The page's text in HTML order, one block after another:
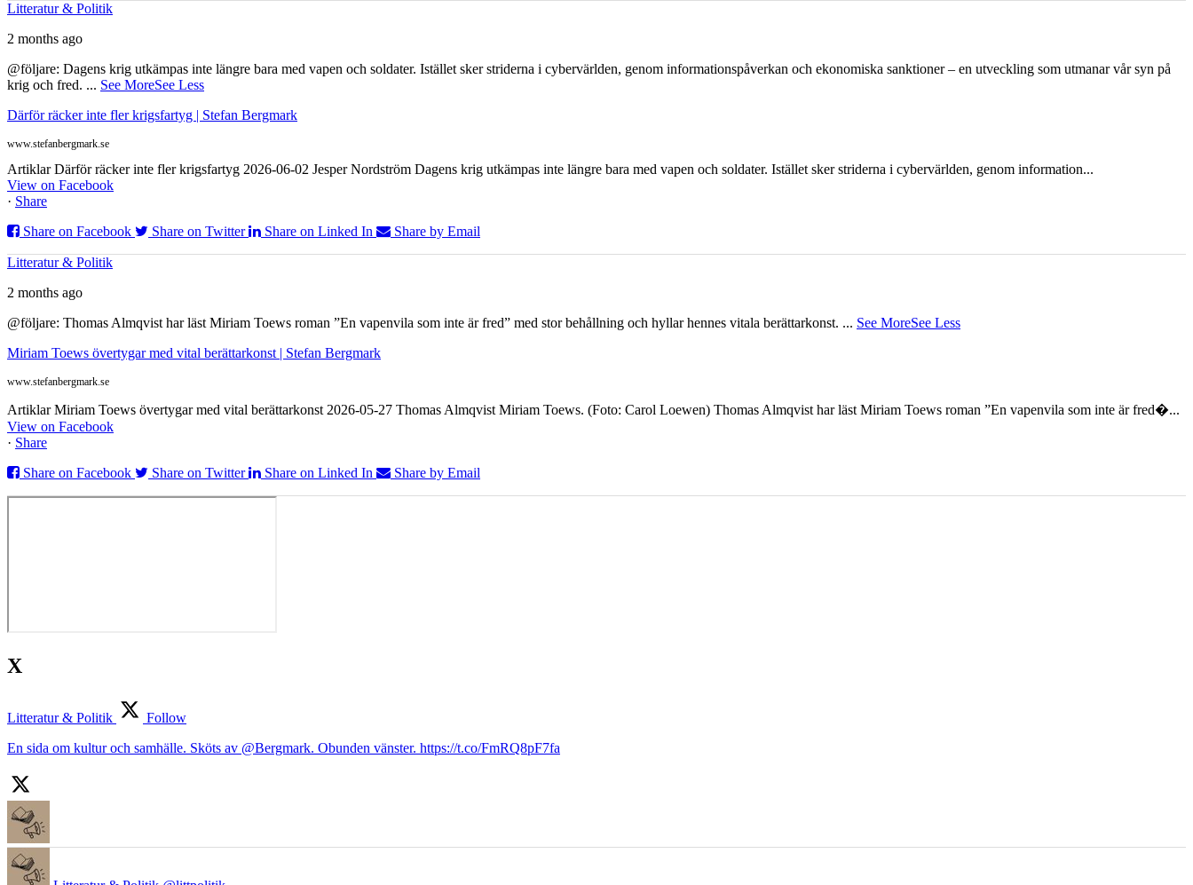
Litteratur & Politik
2 months ago
@följare: Dagens krig utkämpas inte längre bara med vapen och soldater. Istället sker striderna i cybervärlden, genom informationspåverkan och ekonomiska sanktioner – en utveckling som utmanar vår syn på
krig och fred. ... See MoreSee Less
Därför räcker inte fler krigsfartyg | Stefan Bergmark
www.stefanbergmark.se
Artiklar Därför räcker inte fler krigsfartyg 2026-06-02 Jesper Nordström Dagens krig utkämpas inte längre bara med vapen och soldater. Istället sker striderna i cybervärlden, genom information...
View on Facebook
· Share
Share on Facebook
Share on Twitter Share on Linked In Share by Email
Litteratur & Politik
2 months ago
@följare: Thomas Almqvist har läst Miriam Toews roman ”En vapenvila som inte är fred” med stor behållning och hyllar hennes vitala berättarkonst. ... See MoreSee Less
Miriam Toews övertygar med vital berättarkonst | Stefan Bergmark
www.stefanbergmark.se
Artiklar Miriam Toews övertygar med vital berättarkonst 2026-05-27 Thomas Almqvist Miriam Toews. (Foto: Carol Loewen) Thomas Almqvist har läst Miriam Toews roman ”En vapenvila som inte är fred�...
View on Facebook
· Share
Share on Facebook
Share on Twitter Share on Linked In Share by Email
X
Litteratur & Politik
Follow
En sida om kultur och samhälle. Sköts av @Bergmark. Obunden vänster. https://t.co/FmRQ8pF7fa